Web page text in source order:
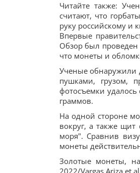
Читайте также:
считают, что
руку российскому и
Впервые
Обзор был проведен
что монеты и
Ученые обнаружили
пушками, грузом,
фотосъемки
граммов.
На одной стороне
вокруг, а также
моря". Сравнив
монеты
Золотые монеты,
2022/Vargas Ariza et